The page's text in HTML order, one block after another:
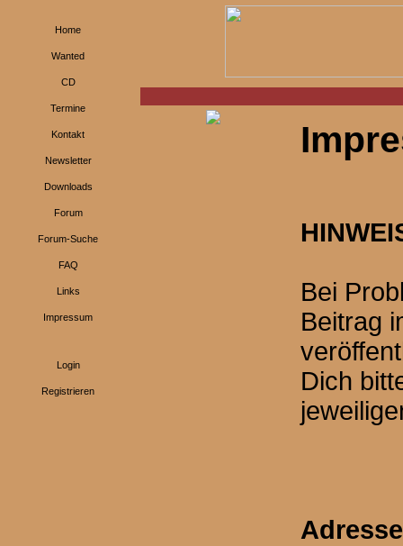
Home
Wanted
CD
Termine
Kontakt
Newsletter
Downloads
Forum
Forum-Suche
FAQ
Links
Impressum
Login
Registrieren
Bei
Beitrag
Dich